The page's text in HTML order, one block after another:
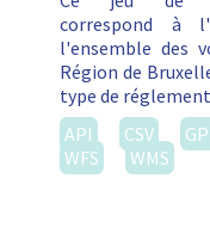
correspond à
l'ensemble des
Région de
type de
API
CSV
WFS
WMS